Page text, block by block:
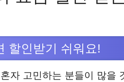
할인받기 쉬워요!
자 고민하는 분들이 많을